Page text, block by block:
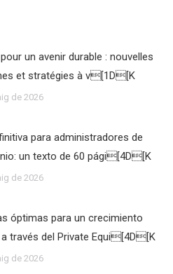
un avenir durable : nouvelles
et stratégies à v[1D[K
de 2026
para administradores de
un texto de 60 pági[4D[K
de 2026
óptimas para un crecimiento
través del Private Equi[4D[K
de 2026